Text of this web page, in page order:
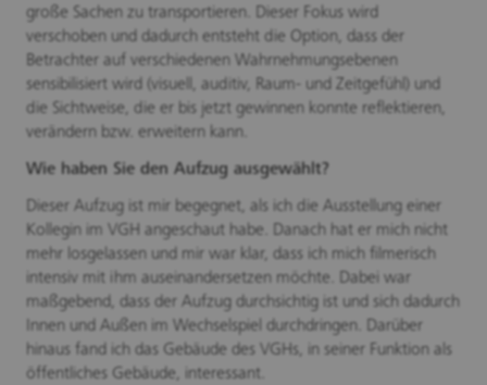
große Sachen zu transportieren. Dieser Fokus wird
verschoben und dadurch entsteht die Option, dass der
Betrachter auf verschiedenen Wahrnehmungsebenen
sensibilisiert wird (visuell, auditiv, Raum- und Zeitgefühl) und
die Sichtweise, die er bis jetzt gewinnen konnte reflektieren,
verändern bzw. erweitern kann.
Wie haben Sie den Aufzug ausgewählt?
Dieser Aufzug ist mir begegnet, als ich die Ausstellung einer
Kollegin im VGH angeschaut habe. Danach hat er mich nicht
mehr losgelassen und mir war klar, dass ich mich filmerisch
intensiv mit ihm auseinandersetzen möchte. Dabei war
maßgebend, dass der Aufzug durchsichtig ist und sich dadurch
Innen und Außen im Wechselspiel durchdringen. Darüber
hinaus fand ich das Gebäude des VGHs, in seiner Funktion als
öffentliches Gebäude, interessant.